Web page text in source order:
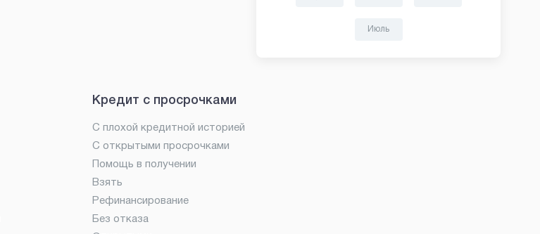
Июль
Кредит с просрочками
С плохой кредитной историей
С открытыми просрочками
Помощь в получении
Взять
Рефинансирование
Без отказа